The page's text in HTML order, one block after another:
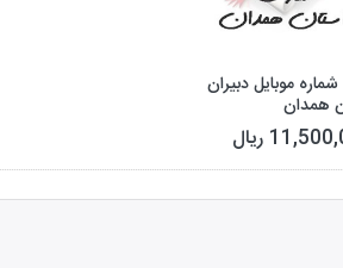
موبایل دبیران
همدان
ریال